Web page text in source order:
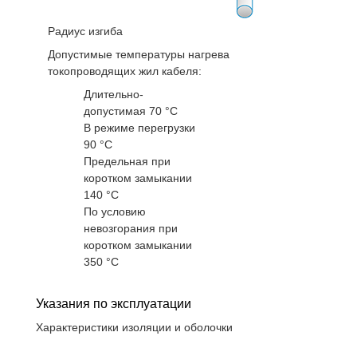
Радиус изгиба
Допустимые температуры нагрева
токопроводящих жил кабеля:
Длительно-
допустимая 70 °С
В режиме перегрузки
90 °С
Предельная при
коротком замыкании
140 °С
По условию
невозгорания при
коротком замыкании
350 °С
Указания по эксплуатации
Характеристики изоляции и оболочки